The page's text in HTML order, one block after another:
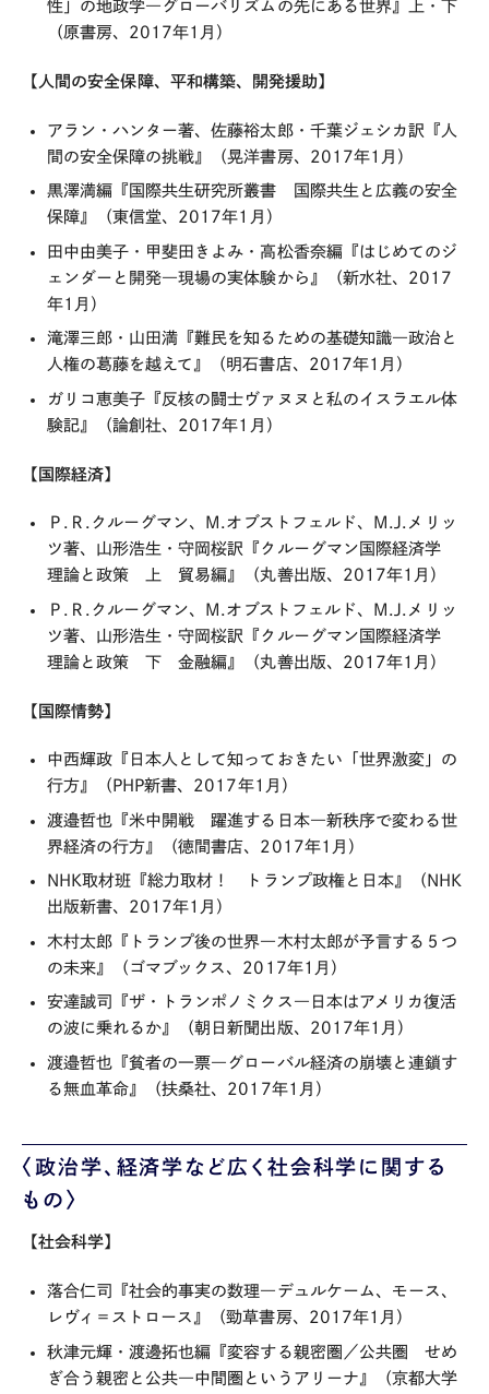
性」の地政学―グローバリズムの先にある世界』上・下
（原書房、2017年1月）
【人間の安全保障、平和構築、開発援助】
アラン・ハンター著、佐藤裕太郎・千葉ジェシカ訳『人
間の安全保障の挑戦』（晃洋書房、2017年1月）
黒澤満編『国際共生研究所叢書 国際共生と広義の安全
保障』（東信堂、2017年1月）
田中由美子・甲斐田きよみ・高松香奈編『はじめてのジ
ェンダーと開発―現場の実体験から』（新水社、2017
年1月）
滝澤三郎・山田満『難民を知るための基礎知識―政治と
人権の葛藤を越えて』（明石書店、2017年1月）
ガリコ恵美子『反核の闘士ヴァヌヌと私のイスラエル体
験記』（論創社、2017年1月）
【国際経済】
Ｐ.Ｒ.クルーグマン、M.オブストフェルド、M.J.メリッ
ツ著、山形浩生・守岡桜訳『クルーグマン国際経済学
理論と政策 上 貿易編』（丸善出版、2017年1月）
Ｐ.Ｒ.クルーグマン、M.オブストフェルド、M.J.メリッ
ツ著、山形浩生・守岡桜訳『クルーグマン国際経済学
理論と政策 下 金融編』（丸善出版、2017年1月）
【国際情勢】
中西輝政『日本人として知っておきたい「世界激変」の
行方』（PHP新書、2017年1月）
渡邉哲也『米中開戦 躍進する日本―新秩序で変わる世
界経済の行方』（徳間書店、2017年1月）
NHK取材班『総力取材！ トランプ政権と日本』（NHK
出版新書、2017年1月）
木村太郎『トランプ後の世界―木村太郎が予言する５つ
の未来』（ゴマブックス、2017年1月）
安達誠司『ザ・トランポノミクス―日本はアメリカ復活
の波に乗れるか』（朝日新聞出版、2017年1月）
渡邉哲也『貧者の一票―グローバル経済の崩壊と連鎖す
る無血革命』（扶桑社、2017年1月）
〈政治学、経済学など広く社会科学に関する
もの〉
【社会科学】
落合仁司『社会的事実の数理―デュルケーム、モース、
レヴィ＝ストロース』（勁草書房、2017年1月）
秋津元輝・渡邊拓也編『変容する親密圏／公共圏 せめ
ぎ合う親密と公共―中間圏というアリーナ』（京都大学